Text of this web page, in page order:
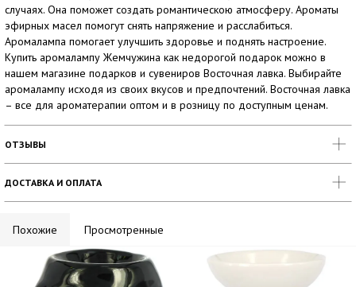
случаях. Она поможет создать романтическою атмосферу. Ароматы
эфирных масел помогут снять напряжение и расслабиться.
Аромалампа помогает улучшить здоровье и поднять настроение.
Купить аромалампу Жемчужина как недорогой подарок можно в
нашем магазине подарков и сувениров Восточная лавка. Выбирайте
аромалампу исходя из своих вкусов и предпочтений. Восточная лавка
– все для ароматерапии оптом и в розницу по доступным ценам.
ОТЗЫВЫ
ДОСТАВКА И ОПЛАТА
Похожие Просмотренные